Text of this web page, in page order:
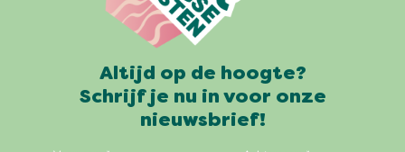
Altijd op de hoogte?
Schrijf je nu in voor onze
nieuwsbrief!